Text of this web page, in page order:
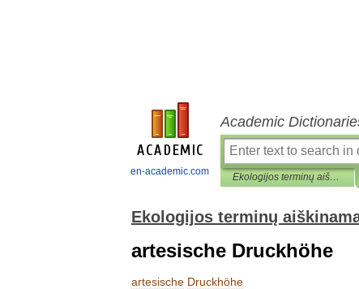
en-academic.com
Academic
Ekologijos terminų aiškinamasis žodynas
Ekologijos terminų
artesische Druckhöhe
artesische Druckhöhe